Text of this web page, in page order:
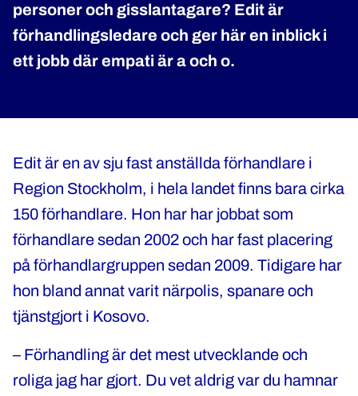
personer och gisslantagare? Edit är
förhandlingsledare och ger här en inblick i
ett jobb där empati är a och o.
Edit är en av sju fast anställda förhandlare i
Region Stockholm, i hela landet finns bara cirka
150 förhandlare. Hon har har jobbat som
förhandlare sedan 2002 och har fast placering
på förhandlargruppen sedan 2009. Tidigare har
hon bland annat varit närpolis, spanare och
tjänstgjort i Kosovo.
– Förhandling är det mest utvecklande och
roliga jag har gjort. Du vet aldrig var du hamnar